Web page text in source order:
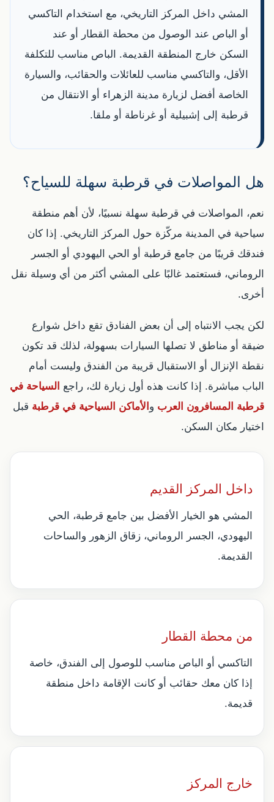
المشي داخل المركز التاريخي، مع استخدام التاكسي
أو الباص عند الوصول من محطة القطار أو عند
السكن خارج المنطقة القديمة. الباص مناسب للتكلفة
الأقل، والتاكسي مناسب للعائلات والحقائب، والسيارة
الخاصة أفضل لزيارة مدينة الزهراء أو الانتقال من
قرطبة إلى إشبيلية أو غرناطة أو ملقا.
هل المواصلات في قرطبة سهلة للسياح؟
نعم، المواصلات في قرطبة سهلة نسبيًا، لأن أهم منطقة
سياحية في المدينة مركّزة حول المركز التاريخي. إذا كان
فندقك قريبًا من جامع قرطبة أو الحي اليهودي أو الجسر
الروماني، فستعتمد غالبًا على المشي أكثر من أي وسيلة نقل
أخرى.
لكن يجب الانتباه إلى أن بعض الفنادق تقع داخل شوارع
ضيقة أو مناطق لا تصلها السيارات بسهولة، لذلك قد تكون
نقطة الإنزال أو الاستقبال قريبة من الفندق وليست أمام
الباب مباشرة. إذا كانت هذه أول زيارة لك، راجع السياحة في
قرطبة المسافرون العرب و الأماكن السياحية في قرطبة قبل
اختيار مكان السكن.
داخل المركز القديم
المشي هو الخيار الأفضل بين جامع قرطبة، الحي
اليهودي، الجسر الروماني، زقاق الزهور والساحات
القديمة.
من محطة القطار
التاكسي أو الباص مناسب للوصول إلى الفندق، خاصة
إذا كان معك حقائب أو كانت الإقامة داخل منطقة
قديمة.
خارج المركز